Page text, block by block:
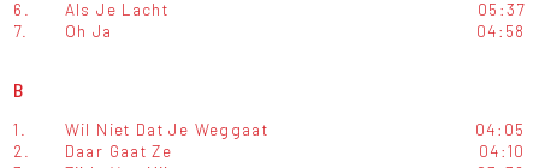
6.
Als Je Lacht
05:37
7.
Oh Ja 04:58
B
1. Wil Niet Dat Je Weggaat
04:05
2.
Daar Gaat Ze
04:10